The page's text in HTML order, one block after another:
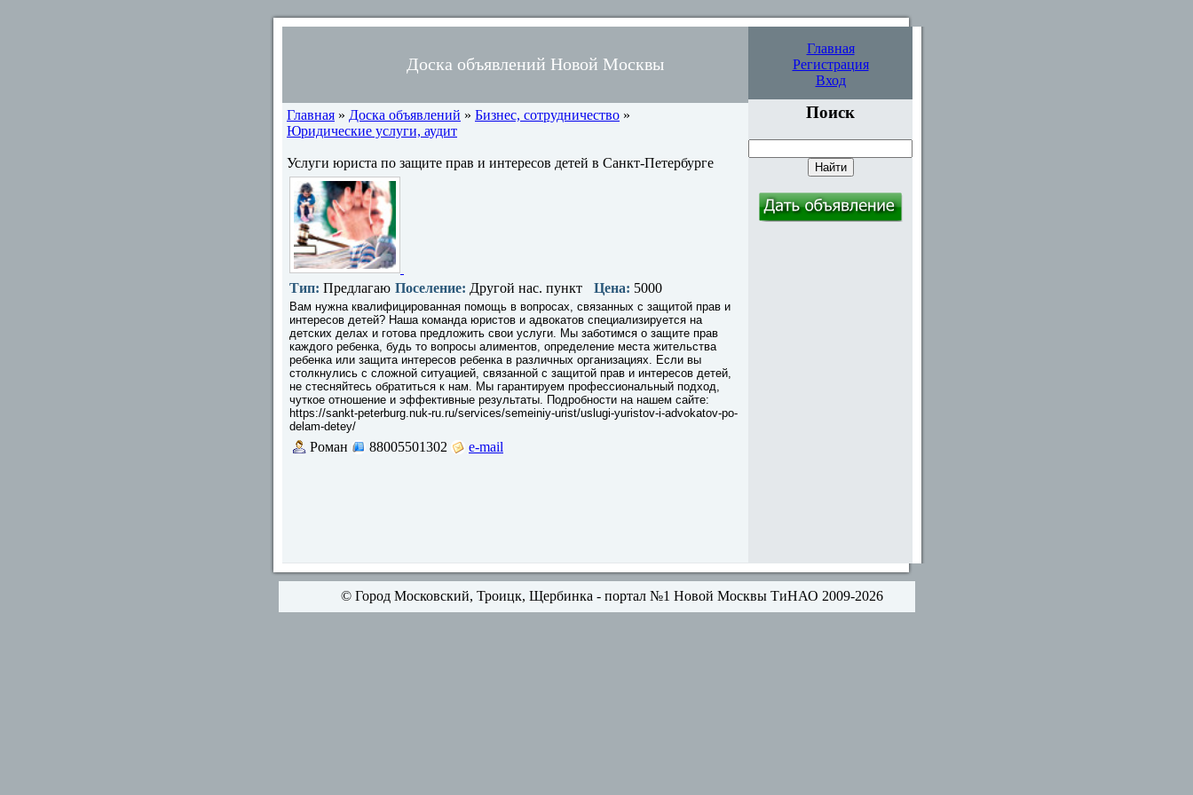
Доска объявлений Новой Москвы
Главная
Регистрация
Вход
Главная » Доска объявлений » Бизнес, сотрудничество »
Юридические услуги, аудит
Услуги юриста по защите прав и интересов детей в Санкт-Петербурге
Тип: Предлагаю Поселение: Другой нас. пункт Цена: 5000
Вам нужна квалифицированная помощь в вопросах, связанных с защитой прав и
интересов детей? Наша команда юристов и адвокатов специализируется на
детских делах и готова предложить свои услуги. Мы заботимся о защите прав
каждого ребенка, будь то вопросы алиментов, определение места жительства
ребенка или защита интересов ребенка в различных организациях. Если вы
столкнулись с сложной ситуацией, связанной с защитой прав и интересов детей,
не стесняйтесь обратиться к нам. Мы гарантируем профессиональный подход,
чуткое отношение и эффективные результаты. Подробности на нашем сайте:
https://sankt-peterburg.nuk-ru.ru/services/semeiniy-urist/uslugi-yuristov-i-advokatov-po-
delam-detey/
Роман 88005501302 e-mail
Поиск
© Город Московский, Троицк, Щербинка - портал №1 Новой Москвы ТиНАО 2009-2026